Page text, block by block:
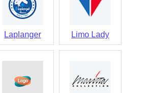
Laplanger Limo Lady